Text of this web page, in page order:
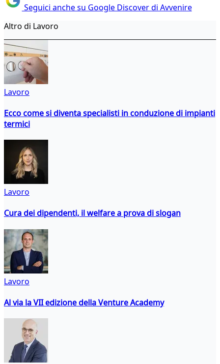
Seguici anche su Google Discover di Avvenire
Altro di Lavoro
Lavoro
Ecco come si diventa specialisti in conduzione di impianti
termici
Lavoro
Cura dei dipendenti, il welfare a prova di slogan
Lavoro
Al via la VII edizione della Venture Academy